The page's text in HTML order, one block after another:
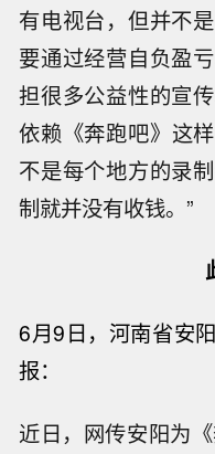
有电视台，但并不
要通过经营自负盈
担很多公益性的宣
依赖《奔跑吧》这
不是每个地方的录
制就并没有收钱。”
6月9日， 河南省安
报：
近日，网传安阳为